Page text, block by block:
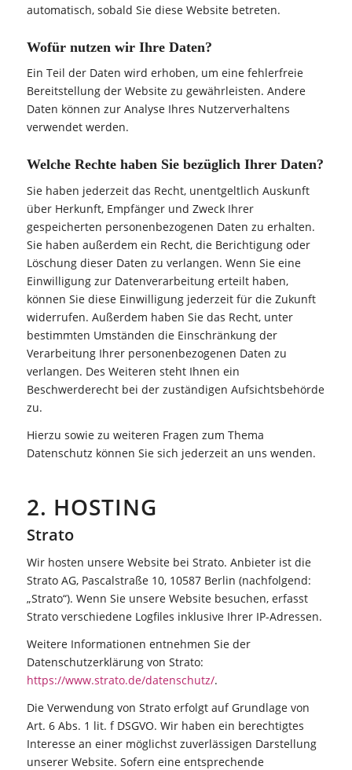
automatisch, sobald Sie diese Website betreten.
Wofür nutzen wir Ihre Daten?
Ein Teil der Daten wird erhoben, um eine fehlerfreie
Bereitstellung der Website zu gewährleisten. Andere
Daten können zur Analyse Ihres Nutzerverhaltens
verwendet werden.
Welche Rechte haben Sie bezüglich Ihrer Daten?
Sie haben jederzeit das Recht, unentgeltlich Auskunft
über Herkunft, Empfänger und Zweck Ihrer
gespeicherten personenbezogenen Daten zu erhalten.
Sie haben außerdem ein Recht, die Berichtigung oder
Löschung dieser Daten zu verlangen. Wenn Sie eine
Einwilligung zur Datenverarbeitung erteilt haben,
können Sie diese Einwilligung jederzeit für die Zukunft
widerrufen. Außerdem haben Sie das Recht, unter
bestimmten Umständen die Einschränkung der
Verarbeitung Ihrer personenbezogenen Daten zu
verlangen. Des Weiteren steht Ihnen ein
Beschwerderecht bei der zuständigen Aufsichtsbehörde
zu.
Hierzu sowie zu weiteren Fragen zum Thema
Datenschutz können Sie sich jederzeit an uns wenden.
2. HOSTING
Strato
Wir hosten unsere Website bei Strato. Anbieter ist die
Strato AG, Pascalstraße 10, 10587 Berlin (nachfolgend:
„Strato“). Wenn Sie unsere Website besuchen, erfasst
Strato verschiedene Logfiles inklusive Ihrer IP-Adressen.
Weitere Informationen entnehmen Sie der
Datenschutzerklärung von Strato:
https://www.strato.de/datenschutz/.
Die Verwendung von Strato erfolgt auf Grundlage von
Art. 6 Abs. 1 lit. f DSGVO. Wir haben ein berechtigtes
Interesse an einer möglichst zuverlässigen Darstellung
unserer Website. Sofern eine entsprechende